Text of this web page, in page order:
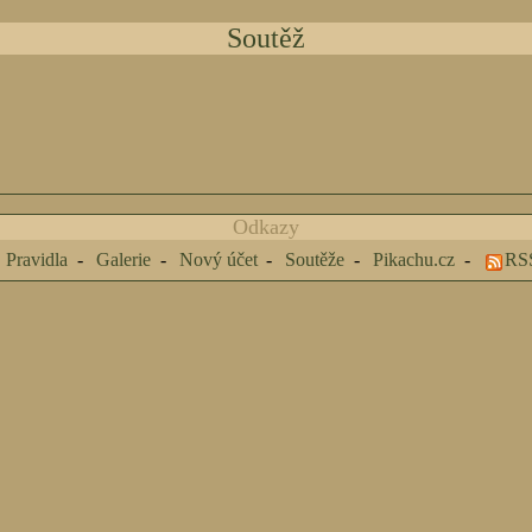
Soutěž
Odkazy
Pravidla Galerie Nový účet Soutěže Pikachu.cz